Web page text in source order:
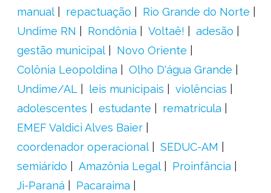
manual
repactuação
Rio Grande do Norte
Undime RN
Rondônia Voltaê!
adesão
gestão municipal
Novo Oriente
Colônia Leopoldina
Olho D'água Grande
Undime/AL
leis municipais
violências
adolescentes
estudante
rematrícula
EMEF Valdici Alves Baier
coordenador operacional
SEDUC-AM
semiárido
Amazônia Legal
Proinfância
Ji-Paraná
Pacaraima